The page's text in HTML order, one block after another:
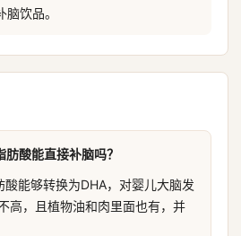
饮品。
酸能直接补脑吗？
能够转换为DHA，对婴儿大脑发
高，且植物油和肉里面也有，并